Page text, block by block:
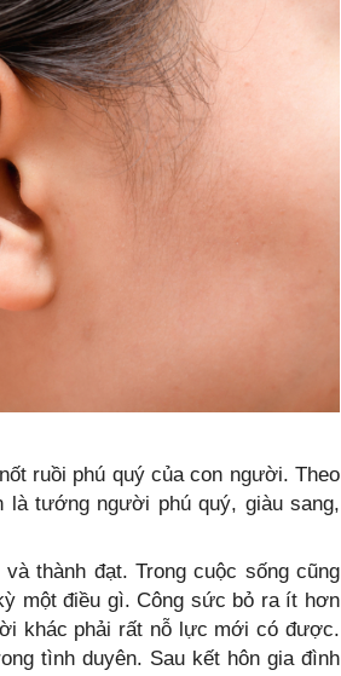
ruồi phú quý của con người. Theo
tướng người phú quý, giàu sang,
thành đạt. Trong cuộc sống cũng
một điều gì. Công sức bỏ ra ít hơn
khác phải rất nỗ lực mới có được.
tình duyên. Sau kết hôn gia đình